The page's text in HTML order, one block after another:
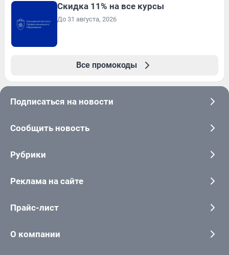
Скидка 11% на все курсы
До 31 августа, 2026
Все промокоды
Подписаться на новости
Сообщить новость
Рубрики
Реклама на сайте
Прайс-лист
О компании